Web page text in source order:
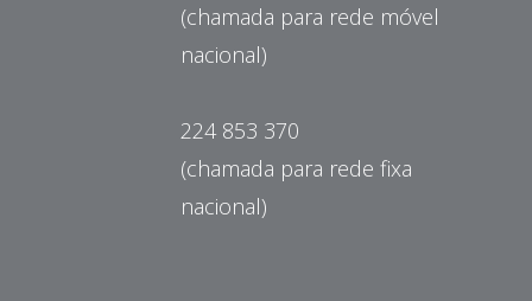
(chamada para rede móvel
nacional)
224 853 370
(chamada para rede fixa
nacional)